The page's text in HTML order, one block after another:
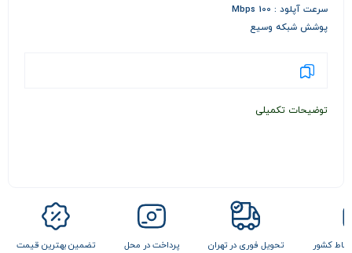
سرعت آپلود : 100 Mbps
پوشش شبکه وسیع
توضیحات تکمیلی
نقاط کشور تحویل فوری در تهران پرداخت در محل تضمین بهترین قیمت